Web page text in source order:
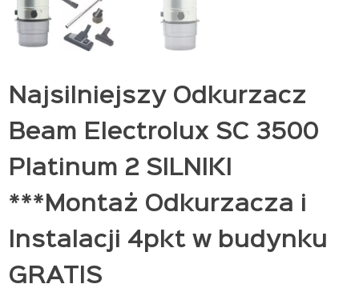
Najsilniejszy Odkurzacz
Beam Electrolux SC 3500
Platinum 2 SILNIKI
***Montaż Odkurzacza i
Instalacji 4pkt w budynku
GRATIS